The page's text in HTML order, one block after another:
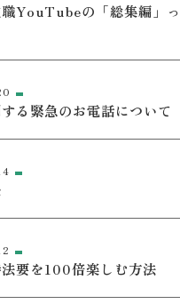
YouTubeの「総集編」
る緊急のお電話について
要を100倍楽しむ方法